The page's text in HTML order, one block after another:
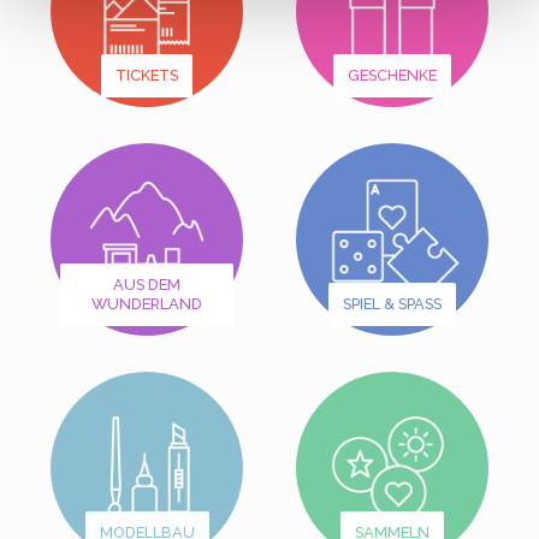
TICKETS GESCHENKE
AUS DEM
WUNDERLAND
SPIEL & SPASS
MODELLBAU SAMMELN